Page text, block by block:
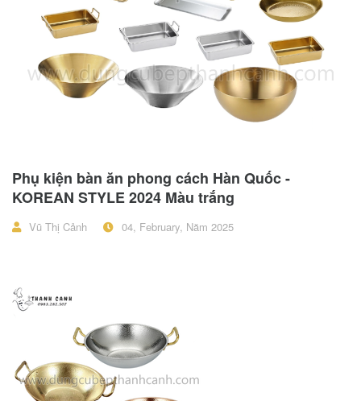
Phụ kiện bàn ăn phong cách Hàn Quốc -
KOREAN STYLE 2024 Màu trắng
Vũ Thị Cảnh 04, February, Năm 2025